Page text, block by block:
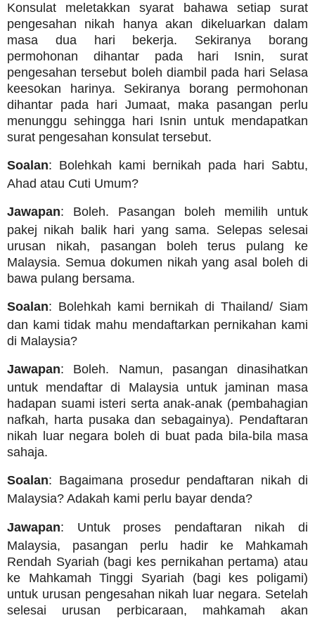
Konsulat meletakkan syarat bahawa setiap surat
pengesahan nikah hanya akan dikeluarkan dalam
masa dua hari bekerja. Sekiranya borang
permohonan dihantar pada hari Isnin, surat
pengesahan tersebut boleh diambil pada hari Selasa
keesokan harinya. Sekiranya borang permohonan
dihantar pada hari Jumaat, maka pasangan perlu
menunggu sehingga hari Isnin untuk mendapatkan
surat pengesahan konsulat tersebut.
Soalan: Bolehkah kami bernikah pada hari Sabtu,
Ahad atau Cuti Umum?
Jawapan: Boleh. Pasangan boleh memilih untuk
pakej nikah balik hari yang sama. Selepas selesai
urusan nikah, pasangan boleh terus pulang ke
Malaysia. Semua dokumen nikah yang asal boleh di
bawa pulang bersama.
Soalan: Bolehkah kami bernikah di Thailand/ Siam
dan kami tidak mahu mendaftarkan pernikahan kami
di Malaysia?
Jawapan: Boleh. Namun, pasangan dinasihatkan
untuk mendaftar di Malaysia untuk jaminan masa
hadapan suami isteri serta anak-anak (pembahagian
nafkah, harta pusaka dan sebagainya). Pendaftaran
nikah luar negara boleh di buat pada bila-bila masa
sahaja.
Soalan: Bagaimana prosedur pendaftaran nikah di
Malaysia? Adakah kami perlu bayar denda?
Jawapan: Untuk proses pendaftaran nikah di
Malaysia, pasangan perlu hadir ke Mahkamah
Rendah Syariah (bagi kes pernikahan pertama) atau
ke Mahkamah Tinggi Syariah (bagi kes poligami)
untuk urusan pengesahan nikah luar negara. Setelah
selesai urusan perbicaraan, mahkamah akan